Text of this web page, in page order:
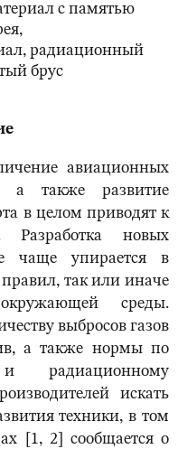
с памятью
радиационный
брус
авиационных
а также развитие
в целом приводят к
Разработка новых
чаще упирается в
так или иначе
среды.
выбросов газов
а также нормы по
радиационному
искать
техники, в том
[1, 2] сообщается о